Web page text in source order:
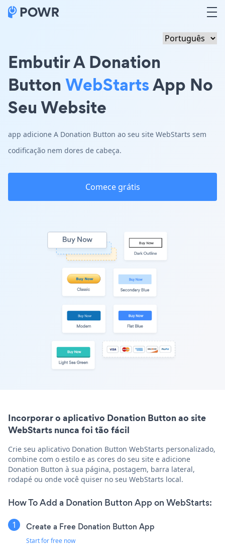
Embutir A Donation
ButtonWebStartsApp No
Seu Website
app adicione A Donation Button ao seu site WebStarts sem
codificação nem dores de cabeça.
Comece grátis
Incorporar o aplicativo Donation Button ao site
WebStarts nunca foi tão fácil
Crie seu aplicativo Donation Button WebStarts personalizado,
combine com o estilo e as cores do seu site e adicione
Donation Button à sua página, postagem, barra lateral,
rodapé ou onde você quiser no seu WebStarts local.
How To Add a Donation Button App on WebStarts:
Create a Free Donation Button App
Start for free now